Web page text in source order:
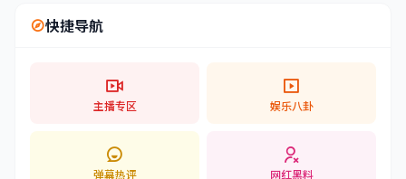
快捷导航
主播专区 娱乐八卦
弹幕热评 网红黑料